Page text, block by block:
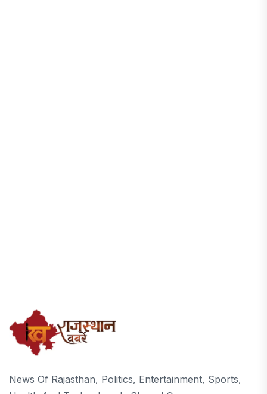
News Of Rajasthan, Politics, Entertainment, Sports,